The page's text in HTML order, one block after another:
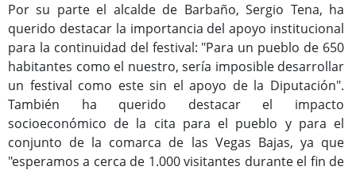
Programas Deportivos
Por su parte el alcalde de Barbaño, Sergio Tena, ha
querido destacar la importancia del apoyo institucional
para la continuidad del festival: "Para un pueblo de 650
habitantes como el nuestro, sería imposible desarrollar
un festival como este sin el apoyo de la Diputación".
También ha querido destacar el impacto
socioeconómico de la cita para el pueblo y para el
conjunto de la comarca de las Vegas Bajas, ya que
"esperamos a cerca de 1.000 visitantes durante el fin de